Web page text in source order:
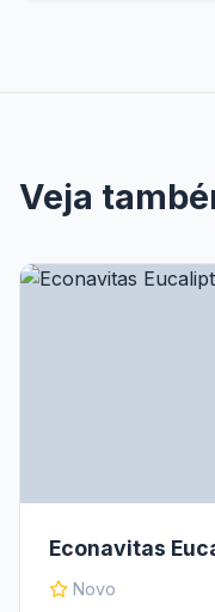
Veja
Econavitas
Novo